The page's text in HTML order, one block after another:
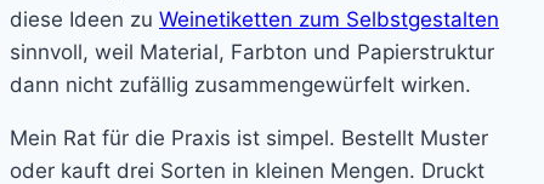
diese Ideen zu Weinetiketten zum Selbstgestalten
sinnvoll, weil Material, Farbton und Papierstruktur
dann nicht zufällig zusammengewürfelt wirken.
Mein Rat für die Praxis ist simpel. Bestellt Muster
oder kauft drei Sorten in kleinen Mengen. Druckt